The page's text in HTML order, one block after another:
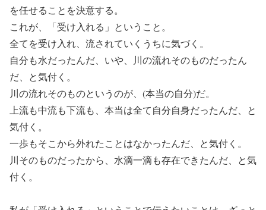
を任せることを決意する。
これが、「受け入れる」ということ。
全てを受け入れ、流されていくうちに気づく。
自分も水だったんだ、いや、川の流れそのものだったん
だ、と気付く。
川の流れそのものというのが、(本当の自分)だ。
上流も中流も下流も、本当は全て自分自身だったんだ、と
気付く。
一歩もそこから外れたことはなかったんだ、と気付く。
川そのものだったから、水滴一滴も存在できたんだ、と気
付く。